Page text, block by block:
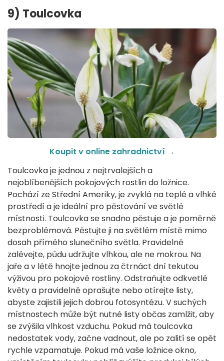
9) Toulcovka
Koupit v online zahradnictví →
Toulcovka je jednou z nejtrvalejších a
nejoblíbenějších pokojových rostlin do ložnice.
Pochází ze Střední Ameriky, je zvyklá na teplé a vlhké
prostředí a je ideální pro pěstování ve světlé
místnosti. Toulcovka se snadno pěstuje a je poměrně
bezproblémová. Pěstujte ji na světlém místě mimo
dosah přímého slunečního světla. Pravidelně
zalévejte, půdu udržujte vlhkou, ale ne mokrou. Na
jaře a v létě hnojte jednou za čtrnáct dní tekutou
výživou pro pokojové rostliny. Odstraňujte odkvetlé
květy a pravidelně oprašujte nebo otírejte listy,
abyste zajistili jejich dobrou fotosyntézu. V suchých
místnostech může být nutné listy občas zamlžit, aby
se zvýšila vlhkost vzduchu. Pokud má toulcovka
nedostatek vody, začne vadnout, ale po zalití se opět
rychle vzpamatuje. Pokud má vaše ložnice okno,